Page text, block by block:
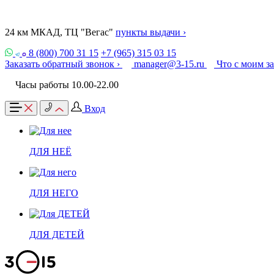
24 км МКАД, ТЦ "Вегас" пункты выдачи ›
8 (800) 700 31 15 +7 (965) 315 03 15
Заказать обратный звонок ›
manager@3-15.ru
Что с моим
Часы работы 10.00-22.00
Вход
ДЛЯ НЕЁ
ДЛЯ НЕГО
ДЛЯ ДЕТЕЙ